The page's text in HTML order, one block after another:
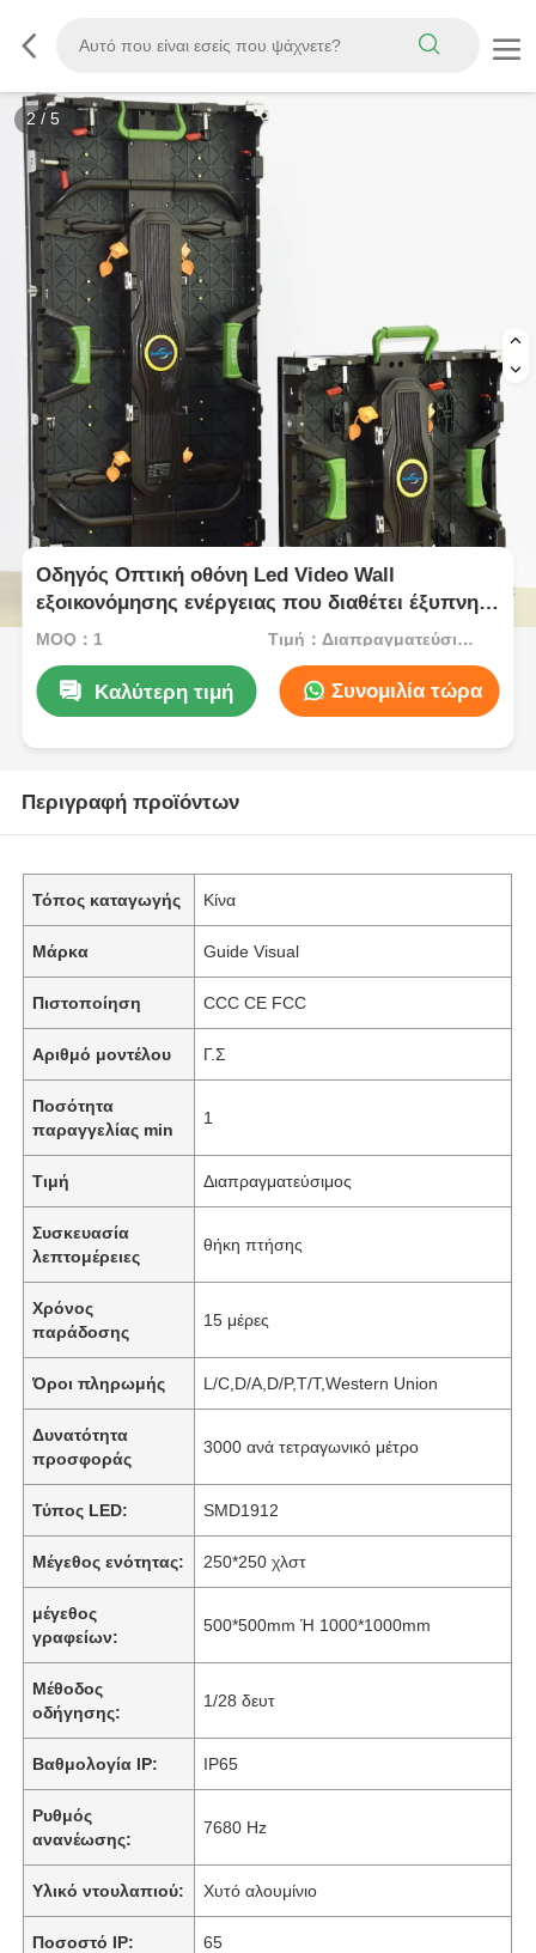
3 / 5
Οδηγός Οπτική οθόνη Led Video Wall
εξοικονόμησης ενέργειας που διαθέτει έξυπνη
ρύθμιση φωτεινότητας και κατανάλωση
MOQ：1 Τιμή：Διαπραγματεύσιμος
Καλύτερη τιμή Συνομιλία τώρα
Περιγραφή προϊόντων
Τόπος καταγωγής Κίνα
Μάρκα Guide Visual
Πιστοποίηση CCC CE FCC
Αριθμό μοντέλου Γ.Σ
Ποσότητα
παραγγελίας min
1
Τιμή Διαπραγματεύσιμος
Συσκευασία
λεπτομέρειες
θήκη πτήσης
Χρόνος
παράδοσης
15 μέρες
Όροι πληρωμής L/C,D/A,D/P,T/T,Western Union
Δυνατότητα
προσφοράς
3000 ανά τετραγωνικό μέτρο
Τύπος LED: SMD1912
Μέγεθος ενότητας: 250*250 χλστ
μέγεθος
γραφείων:
500*500mm Ή 1000*1000mm
Μέθοδος
οδήγησης:
1/28 δευτ
Βαθμολογία IP: IP65
Ρυθμός
ανανέωσης:
7680 Hz
Υλικό ντουλαπιού: Χυτό αλουμίνιο
Ποσοστό IP: 65